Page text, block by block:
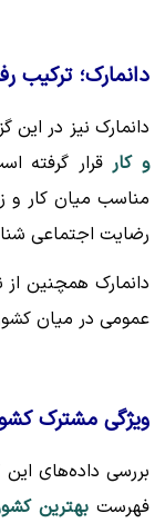
دانمارک؛ ترکیب
دانمارک نیز در این
و کارقرار گرفته
مناسب میان کار و
رضایت اجتماعی
دانمارک همچنین
عمومی در میان
ویژگی مشترک
بررسی داده‌های
فهرستبهترین